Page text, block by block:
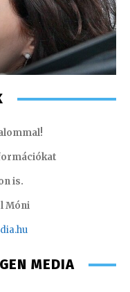
is.
Móni
MEDIA